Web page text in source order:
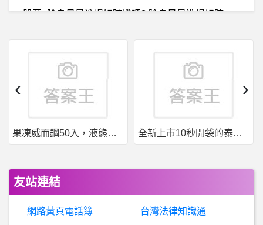
股
票- 除息日是進場好時機嗎? 除息日是進場好時機嗎?
南投- 南投市/草屯 冷氣專業清潔店家
股
票- 借1000W投資 vs.借1500W(其中500W純還貸 借1000W投資 vs.借1500W(其中500W純還貸
俄
國防部：驅離侵犯領空的英國偵察機，還打死100多名雇傭兵
詐
騙通報：興聖是真的嗎、興聖詐騙、興聖是詐騙嗎、談股論經是真的嗎、談股論經社群詐騙、陳思瑤詐騙、鄉巴佬詐騙。
果凍威而鋼50入，液態威，口溶速效 全新上市10秒開袋的泰國果凍威而鋼強勢來襲
‹ ›
友站連結
網路黃頁電話簿 台灣法律知識通